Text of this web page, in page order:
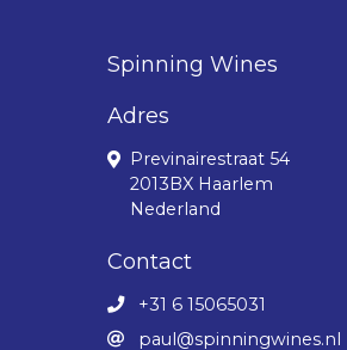
Spinning Wines
Adres
Previnairestraat 54
2013BX Haarlem
Nederland
Contact
+31 6 15065031
paul@spinningwines.nl